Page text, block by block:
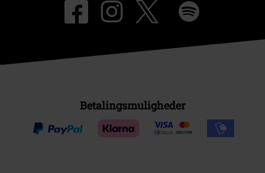
Betalingsmuligheder